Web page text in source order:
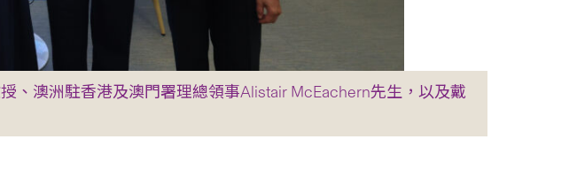
、澳洲駐香港及澳門署理總領事Alistair McEachern先生，以及戴